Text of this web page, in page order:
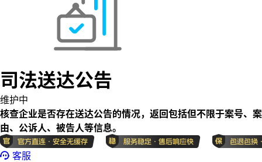
司法送达公告
维护中
核查企业是否存在送达公告的情况，返回包括但不限于案号、案
由、公诉人、被告人等信息。
客服